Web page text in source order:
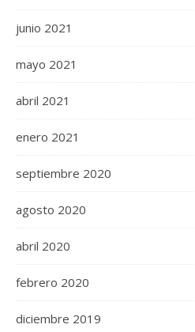
junio 2021
mayo 2021
abril 2021
enero 2021
septiembre 2020
agosto 2020
abril 2020
febrero 2020
diciembre 2019